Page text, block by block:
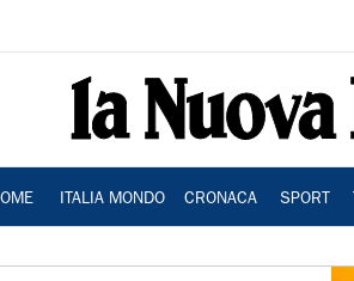
ITALIA MONDO CRONACA SPORT